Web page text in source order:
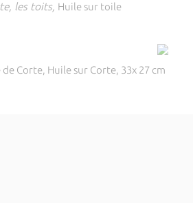
les toits, Huile sur toile
de Corte, Huile sur Corte, 33x 27 cm